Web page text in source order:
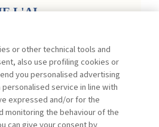
L'AI
LOYALTY
e
l’AI trasforma la
,Acconciamessa
studio qualitativo nel
or other technical tools and
also use profiling cookies or
you personalised advertising
service in line with
expressed and/or for the
monitoring the behaviour of the